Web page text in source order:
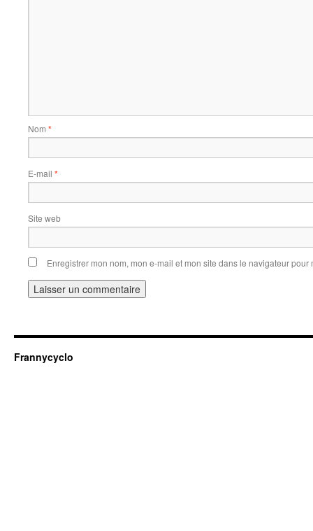
Nom *
E-mail *
Site web
Enregistrer mon nom, mon e-mail et mon site dans le navigateur
Frannycyclo